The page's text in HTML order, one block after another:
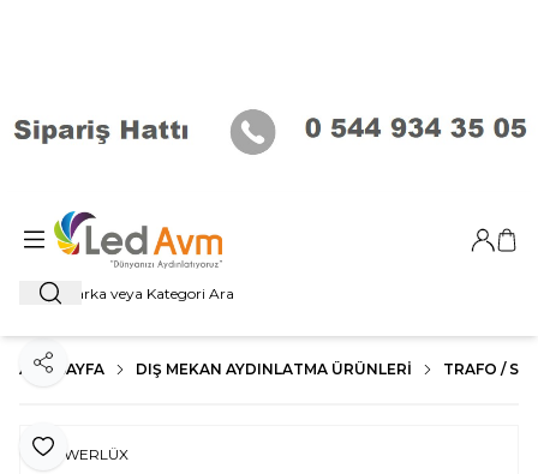
Ara
Giriş
ANA SAYFA DIŞ MEKAN AYDINLATMA ÜRÜNLERI TRAFO /
Favoriye Ekle
Paylaş
POWERLÜX